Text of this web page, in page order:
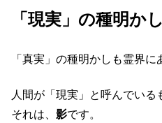
「現実」の種明か
「真実」の種明かしも霊界に
人間が「現実」と呼んでい
それは、 影です。